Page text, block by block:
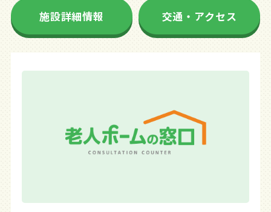
施設詳細情報 交通・アクセス